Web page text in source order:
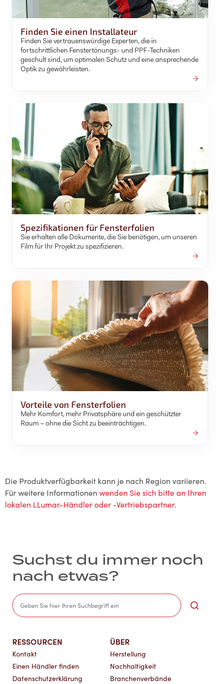
Finden Sie einen Installateur
Finden Sie vertrauenswürdige Experten, die in
fortschrittlichen Fenstertönungs- und PPF-Techniken
geschult sind, um optimalen Schutz und eine ansprechende
Optik zu gewährleisten.
Spezifikationen für Fensterfolien
Sie erhalten alle Dokumente, die Sie benötigen, um unseren
Film für Ihr Projekt zu spezifizieren.
Vorteile von Fensterfolien
Mehr Komfort, mehr Privatsphäre und ein geschützter
Raum – ohne die Sicht zu beeinträchtigen.
Die Produktverfügbarkeit kann je nach Region variieren.
Für weitere Informationen wenden Sie sich bitte an Ihren
lokalen LLumar-Händler oder -Vertriebspartner.
Suchst du immer noch
nach etwas?
RESSOURCEN
Kontakt
Einen Händler finden
Datenschutzerklärung
ÜBER
Herstellung
Nachhaltigkeit
Branchenverbände